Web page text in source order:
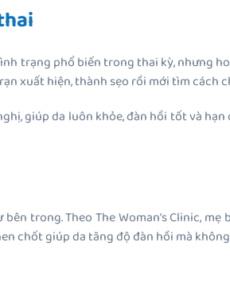
trạng phổ biến trong thai kỳ, nhưng
xuất hiện, thành sẹo rồi mới tìm cách
giúp da luôn khỏe, đàn hồi tốt và
trong. Theo The Woman’s Clinic, mẹ
chốt giúp da tăng độ đàn hồi mà